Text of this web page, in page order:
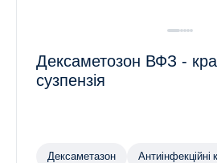
Дексаметозон ВФЗ -
сузпензія
Дексаметазон Антиінфекційні